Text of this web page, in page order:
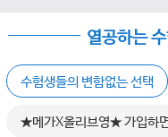
열공하는
수험생들의 변함없는 선택
★메가X올리브영★ 가입하